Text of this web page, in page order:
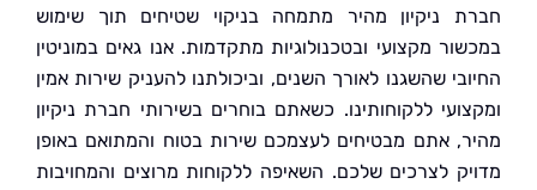
ניקיון מהיר מתמחה בניקוי שטיחים תוך שימוש
מקצועי ובטכנולוגיות מתקדמות. אנו גאים במוניטין
שהשגנו לאורך השנים, וביכולתנו להעניק שירות אמין
ללקוחותינו. כשאתם בוחרים בשירותי חברת ניקיון
אתם מבטיחים לעצמכם שירות בטוח והמתואם באופן
לצרכים שלכם. השאיפה ללקוחות מרוצים והמחויבות